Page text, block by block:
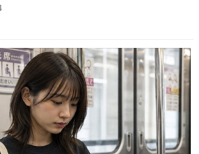
レザーなのが反則級にかわいい。
が格上げされる。